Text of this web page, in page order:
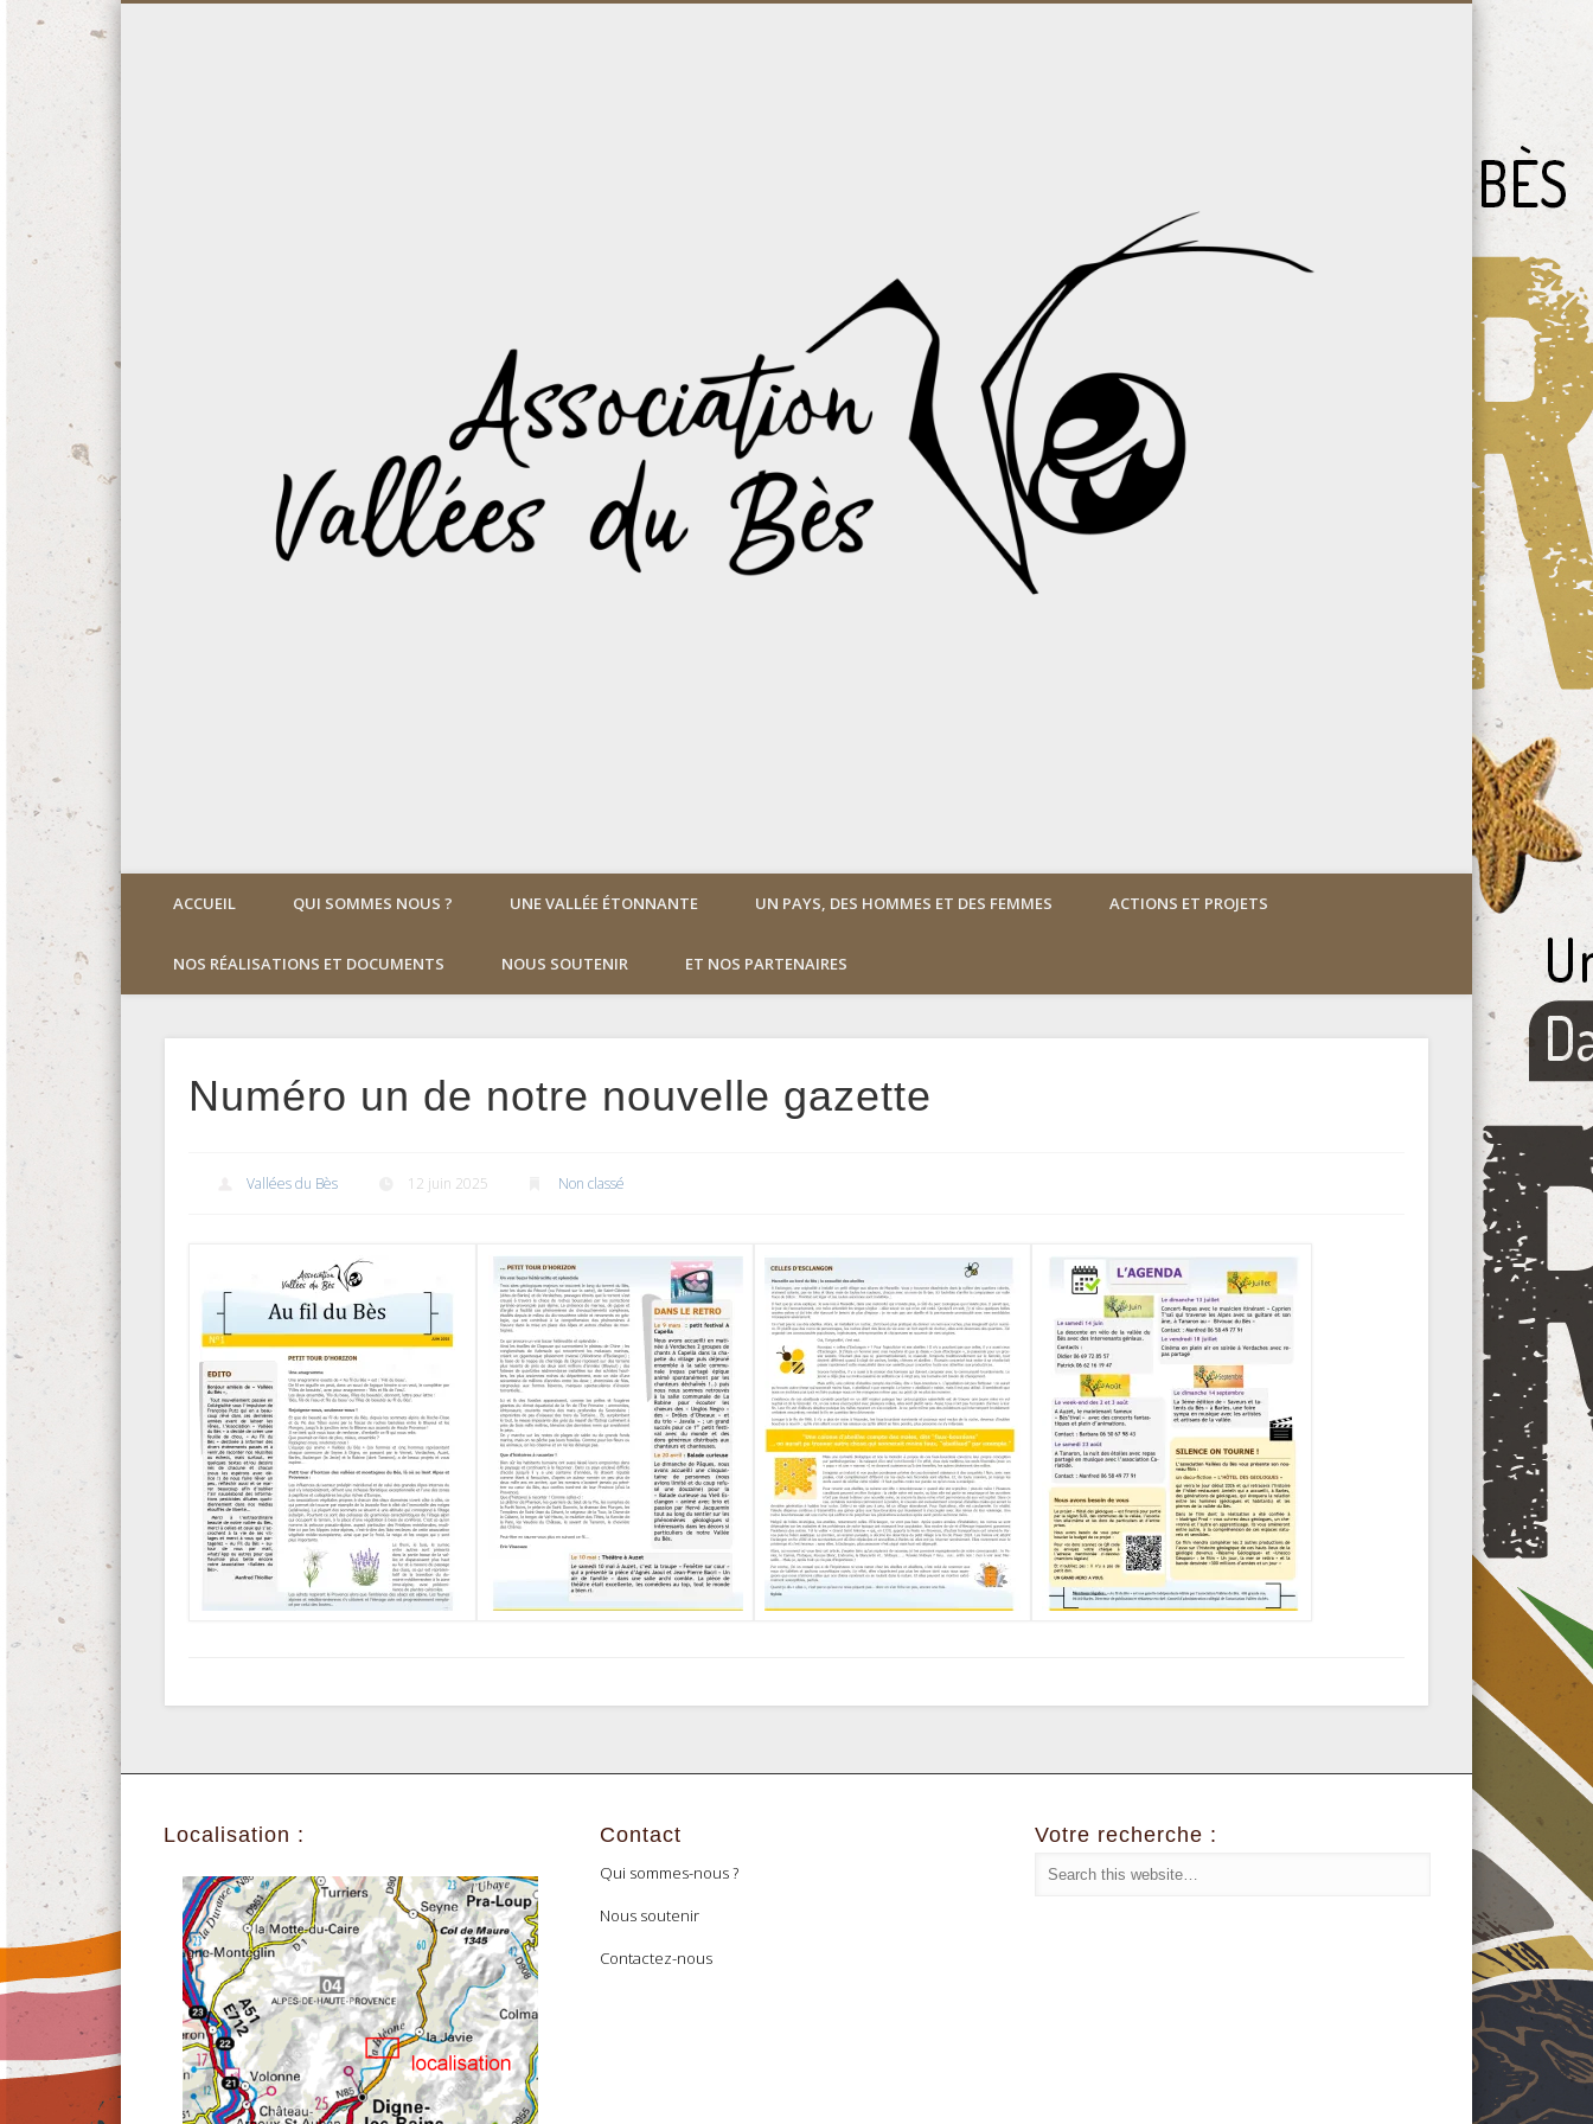
Vallée
Bès
ACCUEIL QUI SOMMES NOUS ? UNE VALLÉE ÉTONNANTE UN PAYS, DES HOMMES ET DES FEMMES ACTIONS ET PROJETS
NOS RÉALISATIONS ET DOCUMENTS NOUS SOUTENIR ET NOS PARTENAIRES
Numéro un de notre nouvelle gazette
Vallées du Bès 12 juin 2025 Non classé
Localisation : Contact
Qui sommes-nous ?
Nous soutenir
Contactez-nous
Votre recherche :